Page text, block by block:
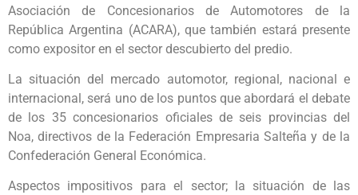
Asociación de Concesionarios de Automotores de la
República Argentina (ACARA), que también estará presente
como expositor en el sector descubierto del predio.
La situación del mercado automotor, regional, nacional e
internacional, será uno de los puntos que abordará el debate
de los 35 concesionarios oficiales de seis provincias del
Noa, directivos de la Federación Empresaria Salteña y de la
Confederación General Económica.
Aspectos impositivos para el sector; la situación de las